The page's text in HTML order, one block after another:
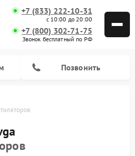
+7 (833) 222-10-31
с 10:00 до 20:00
+7 (800) 302-71-75
Звонок бесплатный по РФ
Позвонить